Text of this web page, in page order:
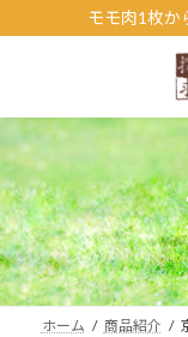
ツ
へ
ス
キ
ッ
プ
シ
ョ
ン
に
移
動
モモ肉1枚か
ホーム 商品紹介